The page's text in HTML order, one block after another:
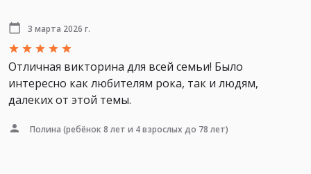
3 марта 2026 г.
Отличная викторина для всей семьи! Было
интересно как любителям рока, так и людям,
далеких от этой темы.
Полина (ребёнок 8 лет и 4 взрослых до 78 лет)